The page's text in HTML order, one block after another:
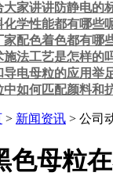
大家讲讲防静电的
学性能都有哪些
配色着色都有哪
法工艺是怎样的
电母粒的应用举
如何匹配颜料和
> 新闻资讯 > 公司
色母粒